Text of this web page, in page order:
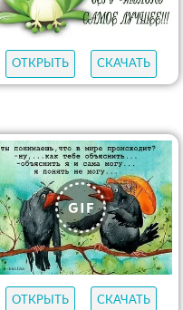
ОТКРЫТЬ СКАЧАТЬ
ОТКРЫТЬ СКАЧАТЬ